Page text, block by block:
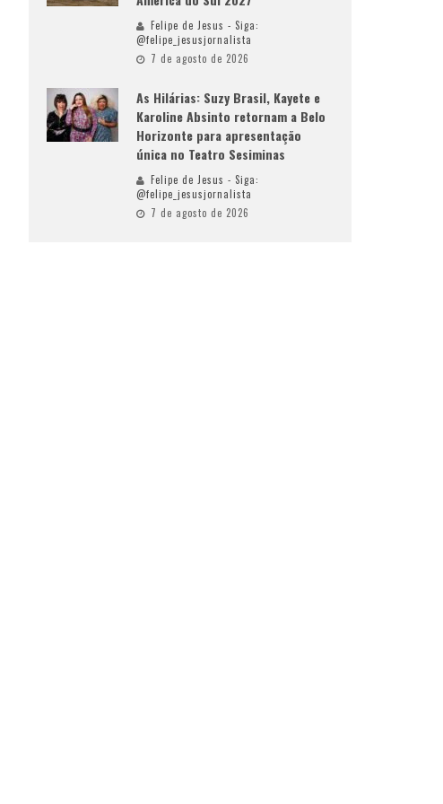
Felipe de Jesus - Siga:
@felipe_jesusjornalista
7 de agosto de 2026
As Hilárias: Suzy Brasil, Kayete e
Karoline Absinto retornam a Belo
Horizonte para apresentação
única no Teatro Sesiminas
Felipe de Jesus - Siga:
@felipe_jesusjornalista
7 de agosto de 2026